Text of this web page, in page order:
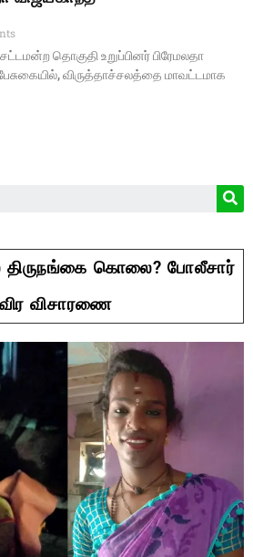
தொகுதி உறுப்பினர் பிரேமலதா
விருத்தாச்சலத்தை மாவட்டமாக
திருநங்கை கொலை? போலீசார்
விசாரணை